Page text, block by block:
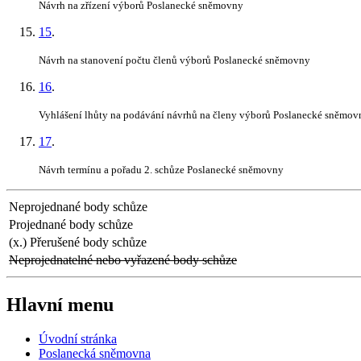
Návrh na zřízení výborů Poslanecké sněmovny
15.
Návrh na stanovení počtu členů výborů Poslanecké sněmovny
16.
Vyhlášení lhůty na podávání návrhů na členy výborů Poslanecké
17.
Návrh termínu a pořadu 2. schůze Poslanecké sněmovny
Neprojednané body schůze
Projednané body schůze
(x.) Přerušené body schůze
Neprojednatelné nebo vyřazené body schůze
Hlavní menu
Úvodní stránka
Poslanecká sněmovna